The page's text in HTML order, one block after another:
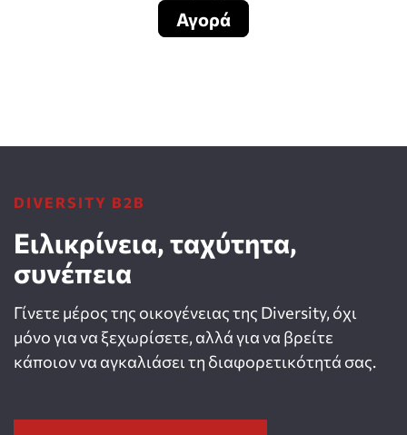
Αγορά
DIVERSITY B2B
Ειλικρίνεια, ταχύτητα,
συνέπεια
Γίνετε μέρος της οικογένειας της Diversity, όχι
μόνο για να ξεχωρίσετε, αλλά για να βρείτε
κάποιον να αγκαλιάσει τη διαφορετικότητά σας.